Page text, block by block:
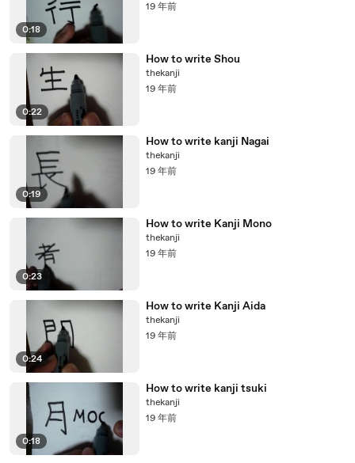
0:18
19 年前
0:22
How to write Shou
thekanji
19 年前
0:19
How to write kanji Nagai
thekanji
19 年前
0:23
How to write Kanji Mono
thekanji
19 年前
0:24
How to write Kanji Aida
thekanji
19 年前
0:18
How to write kanji tsuki
thekanji
19 年前